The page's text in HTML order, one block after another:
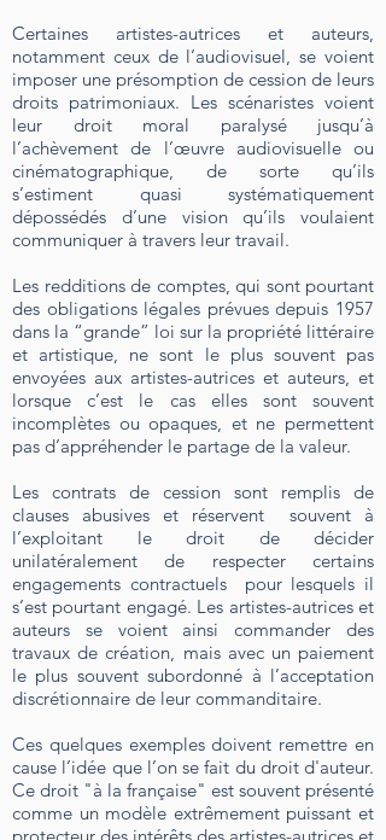
Certaines artistes-autrices et auteurs,
notamment ceux de l’audiovisuel, se voient
imposer une présomption de cession de leurs
droits patrimoniaux. Les scénaristes voient
leur droit moral paralysé jusqu’à
l’achèvement de l’œuvre audiovisuelle ou
cinématographique, de sorte qu’ils
s’estiment quasi systématiquement
dépossédés d’une vision qu’ils voulaient
communiquer à travers leur travail.
Les redditions de comptes, qui sont pourtant
des obligations légales prévues depuis 1957
dans la “grande” loi sur la propriété littéraire
et artistique, ne sont le plus souvent pas
envoyées aux artistes-autrices et auteurs, et
lorsque c’est le cas elles sont souvent
incomplètes ou opaques, et ne permettent
pas d’appréhender le partage de la valeur.
Les contrats de cession sont remplis de
clauses abusives et réservent souvent à
l’exploitant le droit de décider
unilatéralement de respecter certains
engagements contractuels pour lesquels il
s’est pourtant engagé. Les artistes-autrices et
auteurs se voient ainsi commander des
travaux de création, mais avec un paiement
le plus souvent subordonné à l’acceptation
discrétionnaire de leur commanditaire.
Ces quelques exemples doivent remettre en
cause l’idée que l’on se fait du droit d'auteur.
Ce droit "à la française" est souvent présenté
comme un modèle extrêmement puissant et